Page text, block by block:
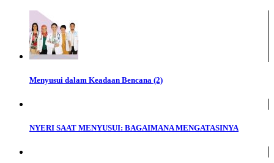
Menyusui dalam Keadaan Bencana (2)
NYERI SAAT MENYUSUI: BAGAIMANA MENGATASINYA